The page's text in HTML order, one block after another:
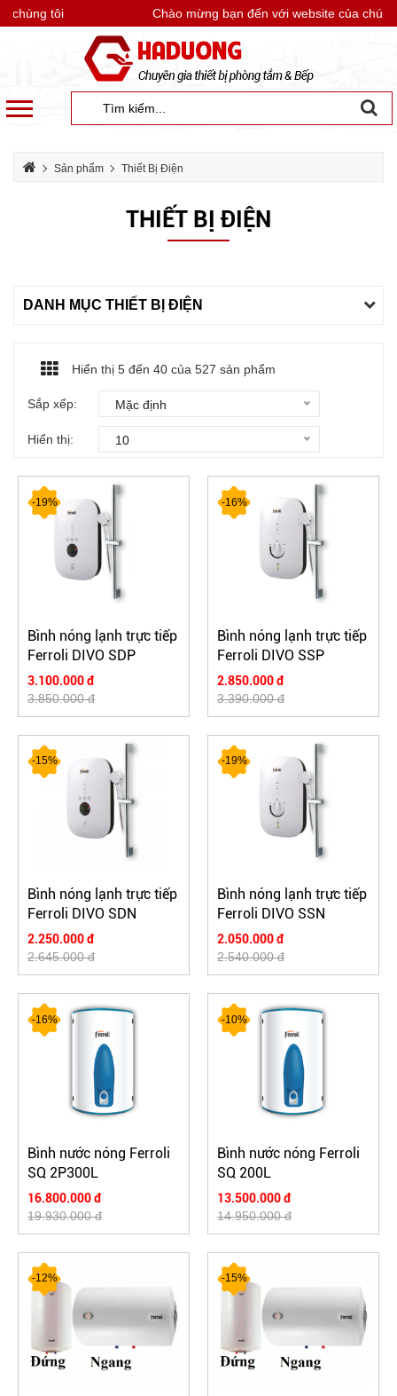
tôi Chào mừng bạn đến với website của chúng tôi
Sản phẩm Thiết Bị Điện
THIẾT BỊ ĐIỆN
DANH MỤC THIẾT BỊ ĐIỆN
Hiển thị 5 đến 40 của 527 sản phẩm
Sắp xếp: Mặc định
Hiển thị: 10
-19%
Bình nóng lạnh trực tiếp
Ferroli DIVO SDP
3.100.000 đ
3.850.000 đ
-16%
Bình nóng lạnh trực tiếp
Ferroli DIVO SSP
2.850.000 đ
3.390.000 đ
-15%
Bình nóng lạnh trực tiếp
Ferroli DIVO SDN
2.250.000 đ
2.645.000 đ
-19%
Bình nóng lạnh trực tiếp
Ferroli DIVO SSN
2.050.000 đ
2.540.000 đ
-16%
Bình nước nóng Ferroli
SQ 2P300L
16.800.000 đ
19.930.000 đ
-10%
Bình nước nóng Ferroli
SQ 200L
13.500.000 đ
14.950.000 đ
-12% -15%